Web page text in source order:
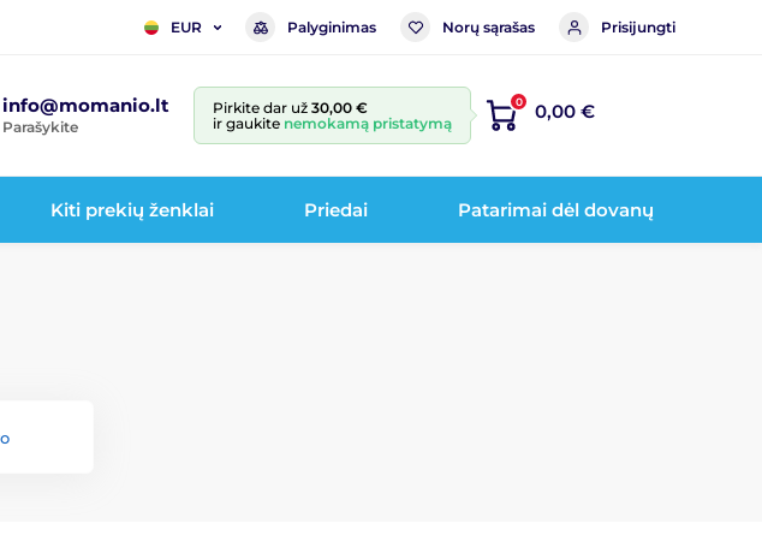
EUR Palyginimas Norų sąrašas Prisijungti
info@momanio.lt
Parašykite
Pirkite dar už 30,00 €
ir gaukite nemokamą pristatymą
0 0,00 €
Kiti prekių ženklai Priedai Patarimai dėl dovanų